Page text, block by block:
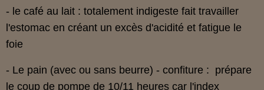
- le café au lait : totalement indigeste fait travailler
l'estomac en créant un excès d'acidité et fatigue le
foie
- Le pain (avec ou sans beurre) - confiture : prépare
le coup de pompe de 10/11 heures car l'index